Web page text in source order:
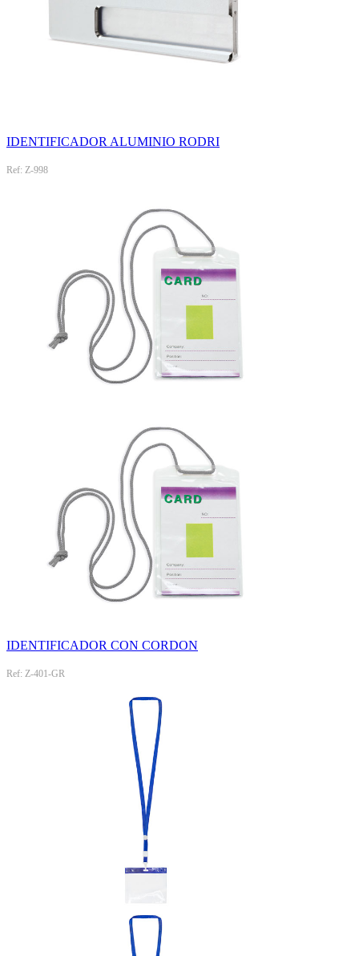
IDENTIFICADOR ALUMINIO RODRI
Ref: Z-998
IDENTIFICADOR CON CORDON
Ref: Z-401-GR